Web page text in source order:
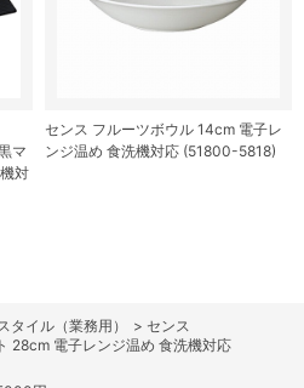
マ
対
センス フルーツボウル 14cm 電子レ
ンジ温め 食洗機対応 (51800-5818)
タイル（業務用） > センス
28cm 電子レンジ温め 食洗機対応